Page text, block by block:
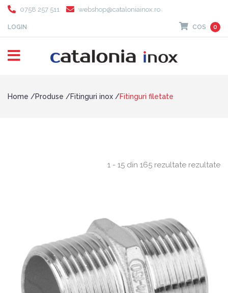
0758 257 511 webshop@cataloniainox.ro
LOGIN COS 0
Home Produse Fitinguri inox Fitinguri filetate
1 - 15 din 165 rezultate rezultate